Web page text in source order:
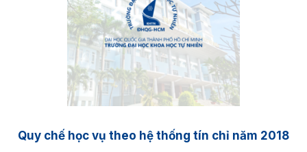
Quy chế học vụ theo hệ thống tín chỉ năm 2018